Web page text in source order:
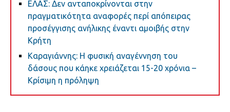
ΕΛΑΣ: Δεν ανταποκρίνονται στην
πραγματικότητα αναφορές περί απόπειρας
προσέγγισης ανήλικης έναντι αμοιβής στην
Κρήτη
Καραγιάννης: Η φυσική αναγέννηση του
δάσους που κάηκε χρειάζεται 15-20 χρόνια –
Κρίσιμη η πρόληψη